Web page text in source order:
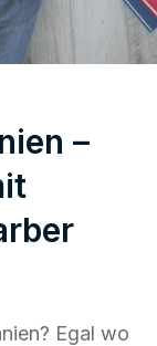
–
Egal wo